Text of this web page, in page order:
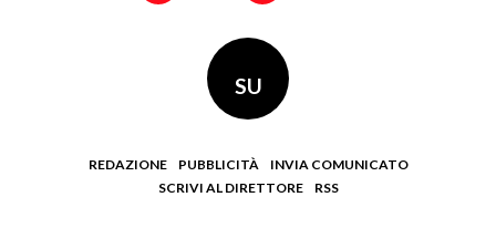
SU
REDAZIONE PUBBLICITÀ
INVIA COMUNICATO
SCRIVI AL DIRETTORE
RSS